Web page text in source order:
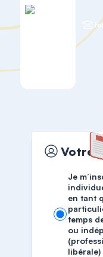
Votre
Je
en tant
temps
ou
libérale)